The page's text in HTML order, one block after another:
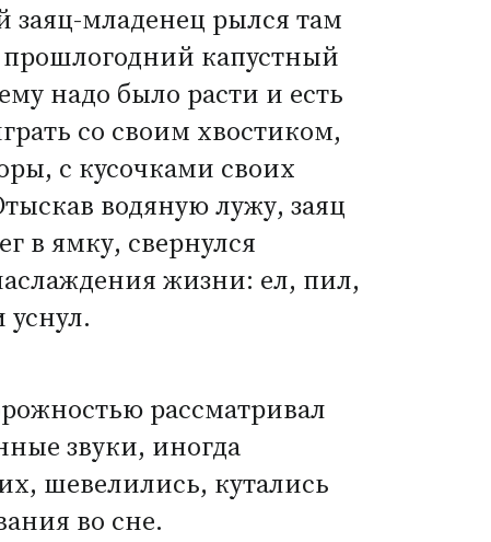
младенец рылся там
капустный
надо было расти и есть
со своим хвостиком,
с кусочками своих
водяную лужу, заяц
в ямку, свернулся
жизни: ел, пил,
уснул.
рассматривал
звуки, иногда
шевелились, кутались
во сне.